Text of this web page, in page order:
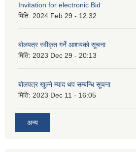
Invitation for electronic Bid
मिति: 2024 Feb 29 - 12:32
बोलपत्र स्वीकृत गर्ने आशयको सूचना
मिति: 2023 Dec 29 - 20:13
बोलपत्र खुल्ने म्याद थप सम्बन्धि सूचना
मिति: 2023 Dec 11 - 16:05
अन्य